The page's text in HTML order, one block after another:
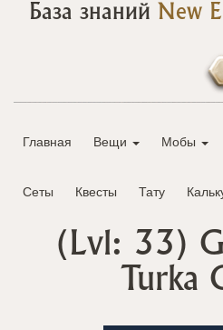
База знаний New
Главная Вещи Мобы
Сеты Квесты Тату
(Lvl: 33)
Turka